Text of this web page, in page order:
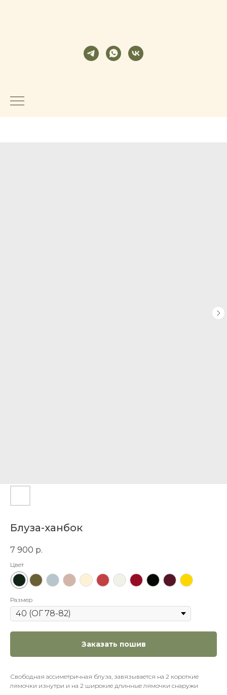
Блуза-ханбок
7 900 р.
Цвет
Размер
Заказать пошив
Свободная ассиметричная блуза, завязывается на 2 короткие
лямочки изнутри и на 2 широкие длинные лямочки снаружи